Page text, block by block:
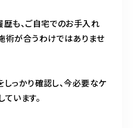
歴も、ご自宅でのお手入れ
術が合うわけではありませ
っかり確認し、今必要なケ
います。